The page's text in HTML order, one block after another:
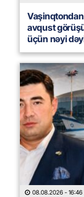
avqust
üçün nəyi
08.08.2026 - 16:46